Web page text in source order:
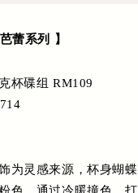
蕾系列 】
杯碟组 RM109
为灵感来源，杯身蝴